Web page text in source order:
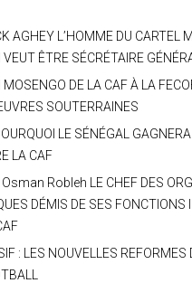
AGHEY L’HOMME DU CARTEL
ÊTRE SÉCRÉTAIRE
MOSENGO DE LA CAF À LA
SOUTERRAINES
LE SÉNÉGAL
LA CAF
Robleh LE CHEF DES
DÉMIS DE SES FONCTIONS
: LES NOUVELLES REFORMES